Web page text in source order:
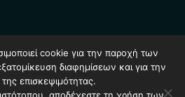
– Greekonline.gr. All Rights
Reserved.
–Προστασία Προσωπικών
cookie για την παροχή των
διαφημίσεων και για την
επισκεψιμότητας.